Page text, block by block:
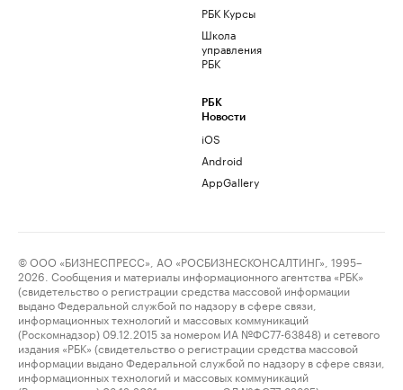
РБК Курсы
Школа
управления
РБК
РБК
Новости
iOS
Android
AppGallery
© ООО «БИЗНЕСПРЕСС», АО «РОСБИЗНЕСКОНСАЛТИНГ», 1995–
2026. Сообщения и материалы информационного агентства «РБК»
(свидетельство о регистрации средства массовой информации
выдано Федеральной службой по надзору в сфере связи,
информационных технологий и массовых коммуникаций
(Роскомнадзор) 09.12.2015 за номером ИА №ФС77-63848) и сетевого
издания «РБК» (свидетельство о регистрации средства массовой
информации выдано Федеральной службой по надзору в сфере связи,
информационных технологий и массовых коммуникаций